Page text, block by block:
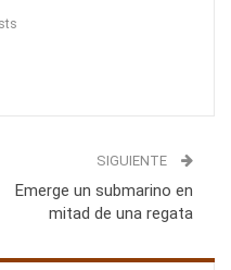
SIGUIENTE
Emerge un submarino en
mitad de una regata